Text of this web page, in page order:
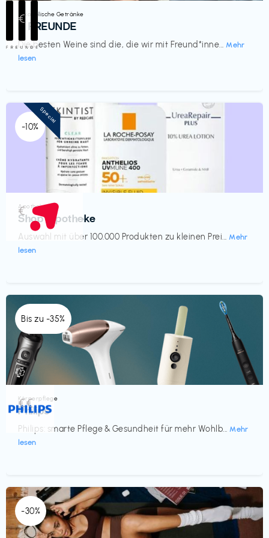
Alkoholische Getränke
III FREUNDE
Die besten Weine sind die, die wir mit Freund*inne... Mehr
lesen
€‎
-10%
Apotheke
Shop Apotheke
Auswahl mit über 100.000 Produkten zu kleinen Prei... Mehr
lesen
€‎
Special
Bis zu -35%
Körperpflege
Philips
Philips: smarte Pflege & Gesundheit für mehr Wohlb... Mehr
lesen
€€‎
-30%